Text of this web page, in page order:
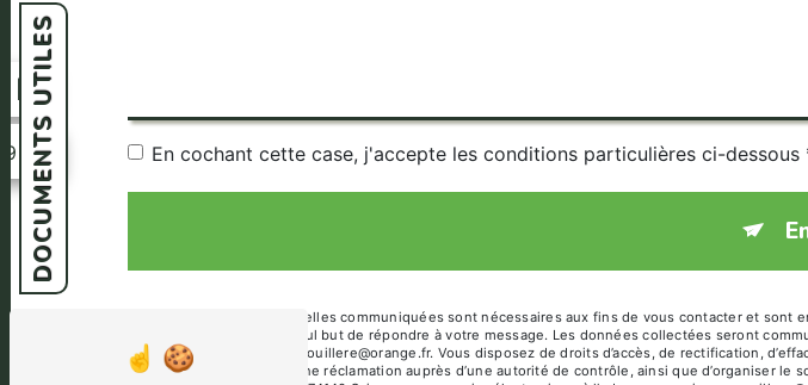
En cochant cette case, j'accepte les conditions particulières ci-dessous
** Les données personnelles communiquées sont nécessaires aux fins de vous contacter et
sous-traitants dans le seul but de répondre à votre message. Les données collectées seront
74140 Sciez camping-renouillere@orange.fr. Vous disposez de droits d’accès, de rectification,
et du droit d’introduire une réclamation auprès d’une autorité de contrôle, ainsi que d’organiser
DOCUMENTS UTILES